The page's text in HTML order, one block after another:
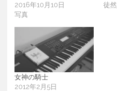
2016年10月10日
写真
徒然
女神の騎士
2012年2月5日